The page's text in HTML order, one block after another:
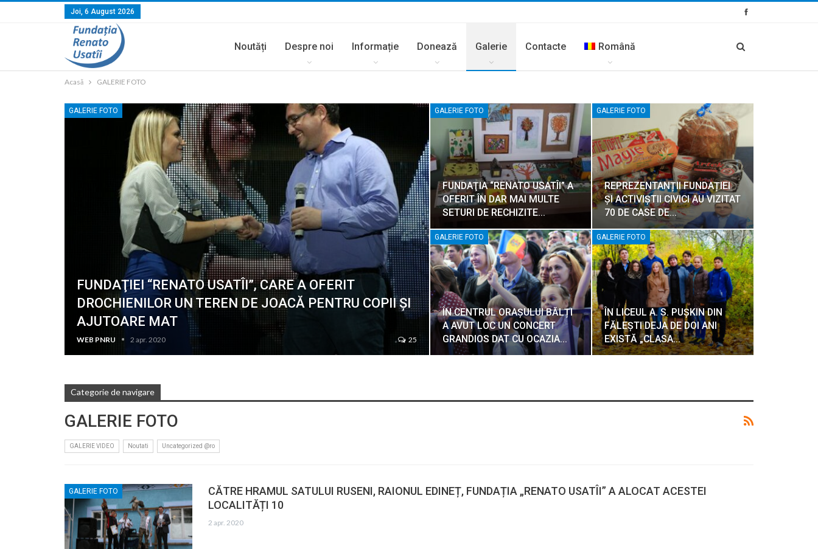
Joi, 6 August 2026
Noutăți Despre noi Informație Donează Galerie Contacte Română
Acasă GALERIE FOTO
GALERIE FOTO
FUNDAŢIEI “RENATO USATÎI”, CARE A OFERIT
DROCHIENILOR UN TEREN DE JOACĂ PENTRU COPII ŞI
AJUTOARE MAT
WEB PNRU 2 apr. 2020 25
GALERIE FOTO
FUNDAŢIA “RENATO USATÎI” A
OFERIT ÎN DAR MAI MULTE
SETURI DE RECHIZITE…
GALERIE FOTO
REPREZENTANȚII FUNDAȚIEI
ȘI ACTIVIȘTII CIVICI AU VIZITAT
70 DE CASE DE…
GALERIE FOTO
ÎN CENTRUL ORAȘULUI BĂLȚI
A AVUT LOC UN CONCERT
GRANDIOS DAT CU OCAZIA…
GALERIE FOTO
ÎN LICEUL A. S. PUȘKIN DIN
FĂLEȘTI DEJA DE DOI ANI
EXISTĂ „CLASA…
Categorie de navigare
GALERIE FOTO
GALERIE VIDEO Noutati Uncategorized @ro
GALERIE FOTO
CĂTRE HRAMUL SATULUI RUSENI, RAIONUL EDINEȚ, FUNDAȚIA „RENATO USATÎI” A ALOCAT ACESTEI
LOCALITĂȚI 10
2 apr. 2020